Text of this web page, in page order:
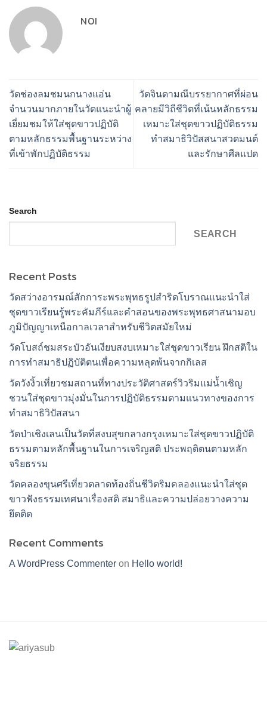
NOI
วัดช่องลมชมนกนางแอ่น
จำนวนมากภายในวัดแนะนำผู้
เยี่ยมชมให้ใส่ชุดขาวปฏิบัติ
ตามหลักธรรมพื้นฐานระหว่าง
ที่เข้าพักปฏิบัติธรรม
วัดจินดามณีบรรยากาศที่ผ่อน
คลายมีวิถีชีวิตที่เน้นหลักธรรม
เหมาะใส่ชุดขาวปฏิบัติธรรม
ทำสมาธิวิปัสสนาสวดมนต์
และรักษาศีลแปด
Search
SEARCH
Recent Posts
วัดสว่างอารมณ์สักการะพระพุทธรูปสำริดโบราณแนะนำใส่
ชุดขาวเรียนรู้พระคัมภีร์และคำสอนของพระพุทธศาสนามอบ
ภูมิปัญญาเหนือกาลเวลาสำหรับชีวิตสมัยใหม่
วัดโบสถ์ชมสระบัวอันเงียบสงบเหมาะใส่ชุดขาวเรียน ฝึกสติใน
การทำสมาธิปฏิบัติตนเพื่อความหลุดพ้นจากกิเลส
วัดวังงิ้วเที่ยวชมสถานที่ทางประวัติศาสตร์วิวริมแม่น้ำเชิญ
ชวนใส่ชุดขาวมุ่งมั่นในการปฏิบัติธรรมตามแนวทางของการ
ทำสมาธิวิปัสสนา
วัดป่าเชิงเลนเป็นวัดที่สงบสุขกลางกรุงเหมาะใส่ชุดขาวปฏิบัติ
ธรรมตามหลักพื้นฐานในการเจริญสติ ประพฤติตนตามหลัก
จริยธรรม
วัดคลองขุนศรีเที่ยวตลาดท้องถิ่นชีวิตริมคลองแนะนำใส่ชุด
ขาวฟังธรรมเทศนาเรื่องสติ สมาธิและความปล่อยวางความ
ยึดติด
Recent Comments
A WordPress Commenter on Hello world!